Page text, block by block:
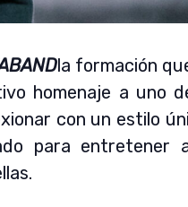
la formación
homenaje a uno
con un estilo
para entretener